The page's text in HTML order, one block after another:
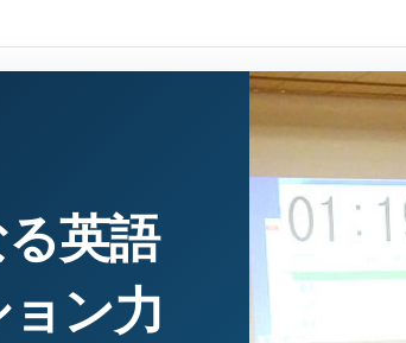
英語
ン力